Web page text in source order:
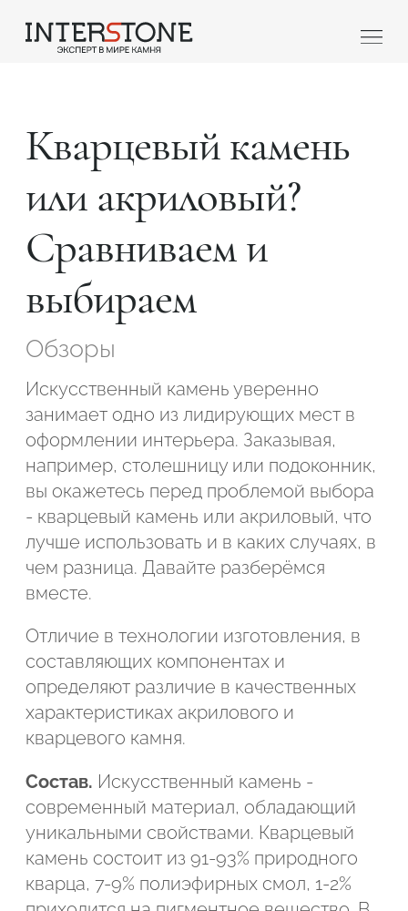
Кварцевый камень
или акриловый?
Сравниваем и
выбираем
Обзоры
Искусственный камень уверенно
занимает одно из лидирующих мест в
оформлении интерьера. Заказывая,
например, столешницу или подоконник,
вы окажетесь перед проблемой выбора
- кварцевый камень или акриловый, что
лучше использовать и в каких случаях, в
чем разница. Давайте разберёмся
вместе.
Отличие в технологии изготовления, в
составляющих компонентах и
определяют различие в качественных
характеристиках акрилового и
кварцевого камня.
Состав. Искусственный камень -
современный материал, обладающий
уникальными свойствами. Кварцевый
камень состоит из 91-93% природного
кварца, 7-9% полиэфирных смол, 1-2%
Ваша сфера деятельности
Обработчик
Подтвердите, что вы не робот
ОТПРАВИТЬ ЗАЯВКУ
Подтвердите, что вы не робот
Подтвердите, что вы не робот